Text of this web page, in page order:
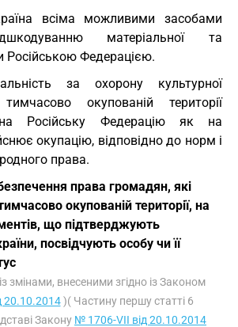
всіма можливими засобами
матеріальної та
Російською Федерацією.
за охорону культурної
окупованій території
Російську Федерацію як на
окупацію, відповідно до норм і
права.
права громадян, які
окупованій території, на
що підтверджують
посвідчують особу чи її
змінами, внесеними згідно із Законом
20.10.2014)( Частину першу статті 6
Закону № 1706-VII від 20.10.2014